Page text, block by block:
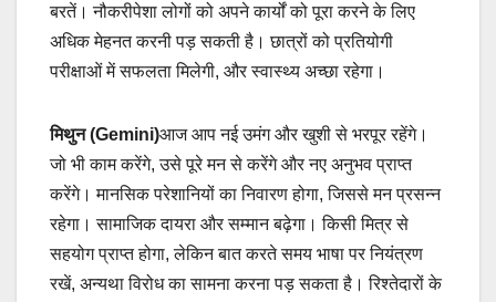
बरतें। नौकरीपेशा लोगों को अपने कार्यों को पूरा करने के लिए
अधिक मेहनत करनी पड़ सकती है। छात्रों को प्रतियोगी
परीक्षाओं में सफलता मिलेगी, और स्वास्थ्य अच्छा रहेगा।
मिथुन (Gemini)आज आप नई उमंग और खुशी से भरपूर रहेंगे।
जो भी काम करेंगे, उसे पूरे मन से करेंगे और नए अनुभव प्राप्त
करेंगे। मानसिक परेशानियों का निवारण होगा, जिससे मन प्रसन्न
रहेगा। सामाजिक दायरा और सम्मान बढ़ेगा। किसी मित्र से
सहयोग प्राप्त होगा, लेकिन बात करते समय भाषा पर नियंत्रण
रखें, अन्यथा विरोध का सामना करना पड़ सकता है। रिश्तेदारों के